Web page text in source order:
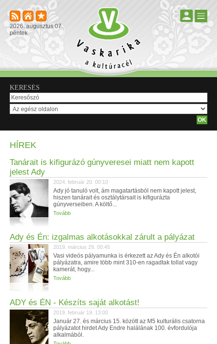
2026. augusztus 07.
péntek
KERESÉS
HÍREK
Tanárait is kifigurázó gúnyveresei miatt nem kapott
jelest Ady
2024. február 20. 00:10
Ady jó tanuló volt, ám magatartásból nem kapott jelest,
hiszen tanárait és osztálytársait is kifigurázta
gúnyverseiben. A költő...
Tovább
Ady és Én: izgalmas alkotásokkal zárult a pályázat
2019. március 29. 00:45
Vasi videós pályamunka is érkezett az Ady és Én alkotói
pályázatra, amire több mint 310-en ragadtak tollat vagy
kamerát, hogy...
Tovább
ADY és ÉN - Készíts saját alkotást!
2019. február 19. 13:00
Január 27. és március 15. között az M5 kulturális csatorna
pályázatot hirdet Ady Endre halálának 100. évfordulója
alkalmából.